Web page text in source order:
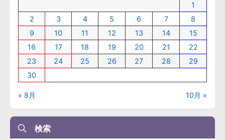
1
2
3 4 5 6 7
8
9
10 11 12 13 14
15
16
17 18 19 20 21
22
23
24 25 26 27 28
29
30
« 8月 10月 »
検索